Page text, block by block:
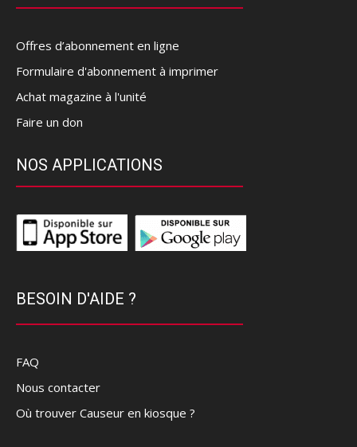
Offres d’abonnement en ligne
Formulaire d'abonnement à imprimer
Achat magazine à l'unité
Faire un don
NOS APPLICATIONS
BESOIN D'AIDE ?
FAQ
Nous contacter
Où trouver Causeur en kiosque ?